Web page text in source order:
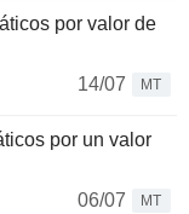
por valor de
14/07
MT
por un valor
06/07
MT